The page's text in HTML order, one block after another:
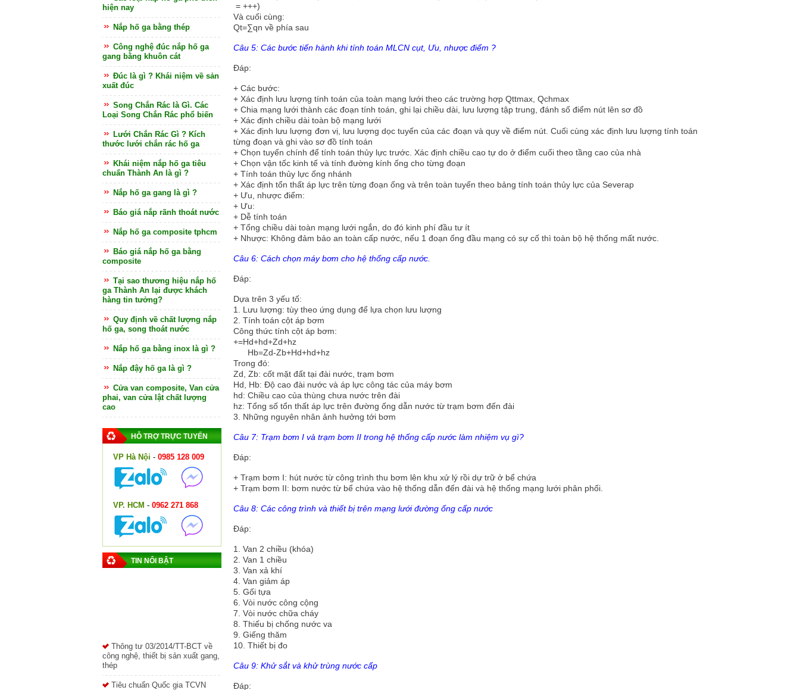
hiện nay
Nắp hố ga bằng thép
Công nghệ đúc nắp hố ga
gang bằng khuôn cát
Đúc là gì ? Khái niệm về sản
xuất đúc
Song Chắn Rác là Gì. Các
Loại Song Chắn Rác phổ biến
Lưới Chắn Rác Gì ? Kích
thước lưới chắn rác hố ga
Khái niệm nắp hố ga tiêu
chuẩn Thành An là gì ?
Nắp hố ga gang là gì ?
Báo giá nắp rãnh thoát nước
Nắp hố ga composite tphcm
Báo giá nắp hố ga bằng
composite
Tại sao thương hiệu nắp hố
ga Thành An lại được khách
hàng tin tưởng?
Quy định về chất lượng nắp
hố ga, song thoát nước
Nắp hố ga bằng inox là gì ?
Nắp đậy hố ga là gì ?
Cửa van composite, Van cửa
phai, van cửa lật chất lượng
cao
HỖ TRỢ TRỰC TUYẾN
VP Hà Nội - 0985 128 009
VP. HCM - 0962 271 868
TIN NỔI BẬT
công nghệ, thiết bị sản xuất gang,
thép
Tiêu chuẩn Quốc gia TCVN
10333-3:2014
= +++)
Và cuối cùng:
Qt=∑qn về phía sau
Câu 5: Các bước tiến hành khi tính toán MLCN cụt, Ưu, nhược điểm ?
Đáp:
+ Các bước:
+ Xác định lưu lượng tính toán của toàn mạng lưới theo các trường hợp Qttmax, Qchmax
+ Chia mạng lưới thành các đoạn tính toán, ghi lại chiều dài, lưu lượng tập trung, đánh số điểm nút lên sơ đồ
+ Xác định chiều dài toàn bộ mạng lưới
+ Xác định lưu lượng đơn vị, lưu lượng dọc tuyến của các đoạn và quy về điểm nút. Cuối cùng xác định lưu lượng tính toán
từng đoạn và ghi vào sơ đồ tính toán
+ Chọn tuyến chính để tính toán thủy lực trước. Xác định chiều cao tự do ở điểm cuối theo tầng cao của nhà
+ Chọn vận tốc kinh tế và tính đường kính ống cho từng đoạn
+ Tính toán thủy lực ống nhánh
+ Xác định tổn thất áp lực trên từng đoạn ống và trên toàn tuyến theo bảng tính toán thủy lực của Severap
+ Ưu, nhược điểm:
+ Ưu:
+ Dễ tính toán
+ Tổng chiều dài toàn mạng lưới ngắn, do đó kinh phí đầu tư ít
+ Nhược: Không đảm bảo an toàn cấp nước, nếu 1 đoạn ống đầu mạng có sự cố thì toàn bộ hệ thống mất nước.
Câu 6: Cách chọn máy bơm cho hệ thống cấp nước.
Đáp:
Dựa trên 3 yếu tố:
1.
Lưu lượng: tùy theo ứng dụng để lựa chọn lưu lượng
2. Tính toán cột áp bơm
Công thức tính cột áp bơm:
+=Hd+hd+Zd+hz
Hb=Zd-Zb+Hd+hd+hz
Trong đó:
Zd, Zb: cốt mặt đất tại đài nước, trạm bơm
Hd, Hb: Độ cao đài nước và áp lực công tác của máy bơm
hd: Chiều cao của thùng chưa nước trên đài
hz: Tổng số tổn thất áp lực trên đường ống dẫn nước từ trạm bơm đến đài
3.
Những nguyên nhân ảnh hưởng tới bơm
Câu 7: Trạm bơm I và trạm bơm II trong hệ thống cấp nước làm nhiệm vụ gì?
Đáp:
+ Trạm bơm I: hút nước từ công trình thu bơm lên khu xử lý rồi dự trữ ở bể chứa
+ Trạm bơm II: bơm nước từ bể chứa vào hệ thống dẫn đến đài và hệ thống mạng lưới phân phối.
Câu 8: Các công trình và thiết bị trên mạng lưới đường ống cấp nước
Đáp:
1.
Van 2 chiều (khóa)
2. Van 1 chiều
3. Van xả khí
4. Van giảm áp
5. Gối tựa
6. Vòi nước công cộng
7. Vòi nước chữa cháy
8. Thiếu bị chống nước va
9. Giếng thăm
10. Thiết bị đo
Câu 9: Khử sắt và khử trùng nước cấp
Đáp: